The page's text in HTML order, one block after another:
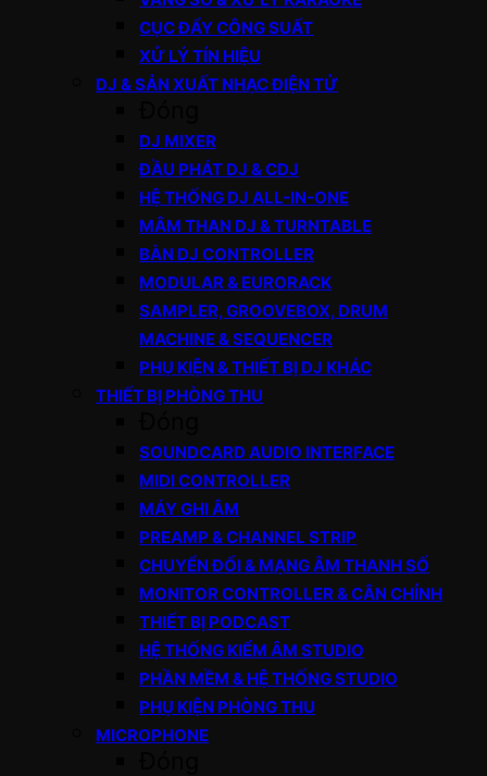
CỤC ĐẨY CÔNG SUẤT
XỬ LÝ TÍN HIỆU
DJ & SẢN XUẤT NHẠC ĐIỆN TỬ
DJ MIXER
ĐẦU PHÁT DJ & CDJ
HỆ THỐNG DJ ALL-IN-ONE
MÂM THAN DJ & TURNTABLE
BÀN DJ CONTROLLER
MODULAR & EURORACK
SAMPLER, GROOVEBOX, DRUM
MACHINE & SEQUENCER
PHỤ KIỆN & THIẾT BỊ DJ KHÁC
THIẾT BỊ PHÒNG THU
SOUNDCARD AUDIO INTERFACE
MIDI CONTROLLER
MÁY GHI ÂM
PREAMP & CHANNEL STRIP
CHUYỂN ĐỔI & MẠNG ÂM THANH SỐ
MONITOR CONTROLLER & CÂN CHỈNH
THIẾT BỊ PODCAST
HỆ THỐNG KIỂM ÂM STUDIO
PHẦN MỀM & HỆ THỐNG STUDIO
PHỤ KIỆN PHÒNG THU
MICROPHONE